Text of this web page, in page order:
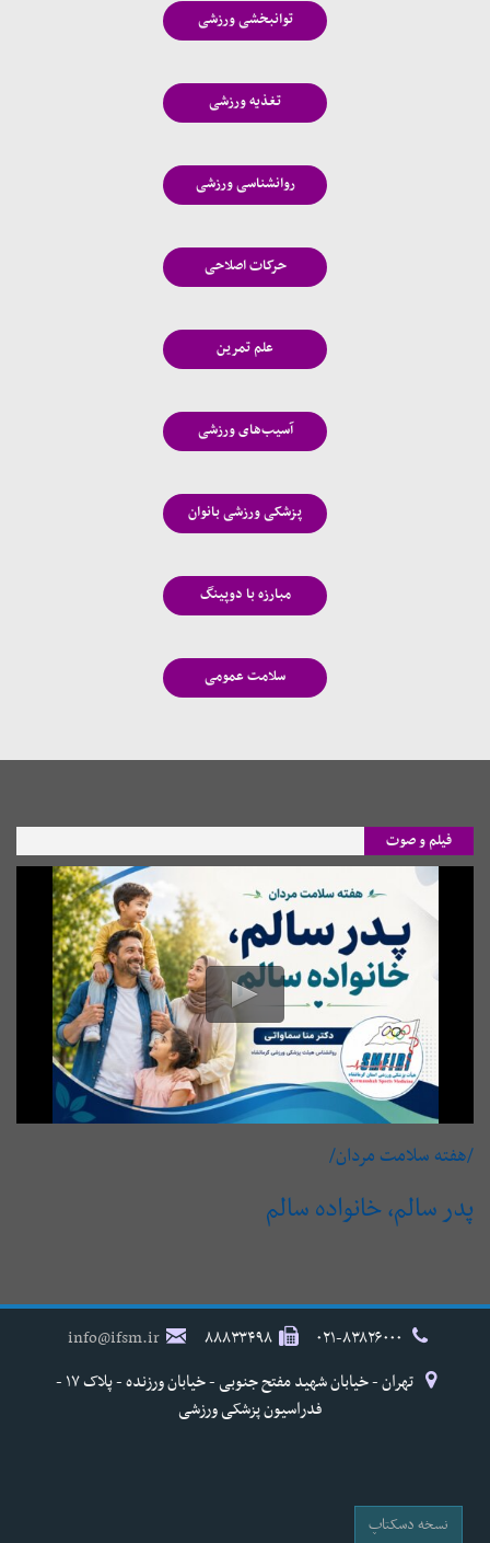
توانبخشی ورزشی
تغذیه ورزشی
روانشناسی ورزشی
حرکات اصلاحی
علم تمرین
آسیب‌های ورزشی
پزشکی ورزشی بانوان
مبارزه با دوپینگ
سلامت عمومی
فیلم و صوت
/هفته سلامت مردان/
پدر سالم، خانواده سالم
۸۸۸۳۳۴۹۸
info@ifsm.ir
تهران - خیابان شهید مفتح جنوبی - خیابان ورزنده - پلاک ۱۷ -
فدراسیون پزشکی ورزشی
نسخه دسکتاپ